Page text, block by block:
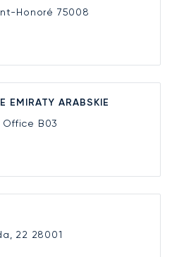
Honoré 75008
EMIRATY ARABSKIE
B03
22 28001